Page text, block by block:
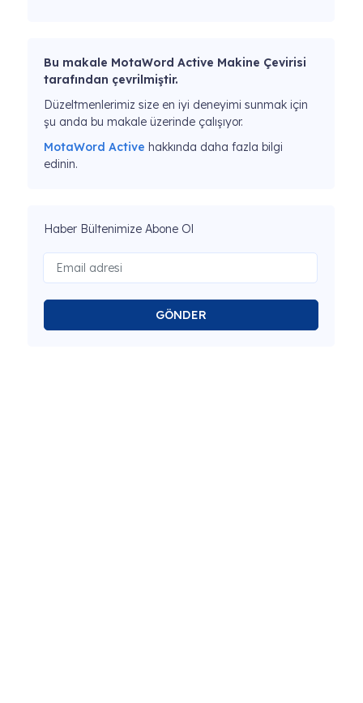
Bu makale MotaWord Active Makine Çevirisi
tarafından çevrilmiştir.
Düzeltmenlerimiz size en iyi deneyimi sunmak için
şu anda bu makale üzerinde çalışıyor.
MotaWord Active hakkında daha fazla bilgi
edinin.
Haber Bültenimize Abone Ol
GÖNDER